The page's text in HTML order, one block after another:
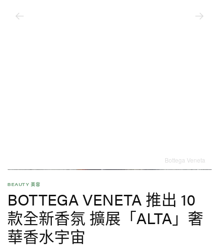
Bottega Veneta
BEAUTY 美容
BOTTEGA VENETA 推出 10
款全新香氛 擴展「ALTA」奢
華香水宇宙